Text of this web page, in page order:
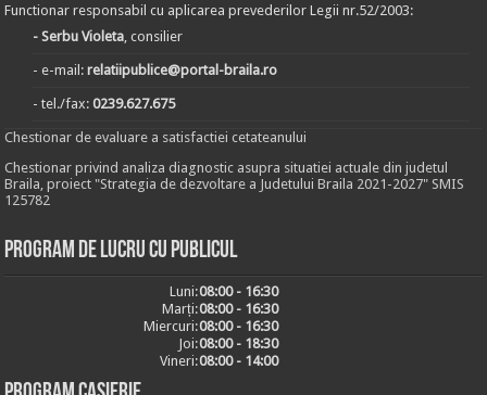
Functionar responsabil cu aplicarea prevederilor Legii nr.52/2003:
- Serbu Violeta , consilier
- e-mail:relatiipublice@portal-braila.ro
- tel./fax:0239.627.675
Chestionar de evaluare a satisfactiei cetateanului
Chestionar privind analiza diagnostic asupra situatiei actuale din judetul
Braila, proiect "Strategia de dezvoltare a Judetului Braila 2021-2027" SMIS
125782
Program de lucru cu publicul
Luni:08:00 - 16:30
Marți:08:00 - 16:30
Miercuri:08:00 - 16:30
Joi:08:00 - 18:30
Vineri:08:00 - 14:00